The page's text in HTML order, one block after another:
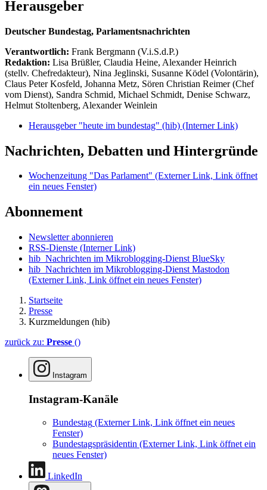
Herausgeber
Deutscher Bundestag, Parlamentsnachrichten
Verantwortlich: Frank Bergmann (V.i.S.d.P.)
Redaktion: Lisa Brüßler, Claudia Heine, Alexander Heinrich
(stellv. Chefredakteur), Nina Jeglinski, Susanne Ködel (Volontärin),
Claus Peter Kosfeld, Johanna Metz, Sören Christian Reimer (Chef
vom Dienst), Sandra Schmid, Michael Schmidt, Denise Schwarz,
Helmut Stoltenberg, Alexander Weinlein
Herausgeber "heute im bundestag" (hib) (Interner Link)
Nachrichten, Debatten und Hintergründe
Wochenzeitung "Das Parlament" (Externer Link, Link öffnet
ein neues Fenster)
Abonnement
Newsletter abonnieren
RSS-Dienste (Interner Link)
hib_Nachrichten im Mikroblogging-Dienst BlueSky
hib_Nachrichten im Mikroblogging-Dienst Mastodon
(Externer Link, Link öffnet ein neues Fenster)
Startseite
Presse
Kurzmeldungen (hib)
zurück zu: Presse ()
Instagram
Instagram-Kanäle
Bundestag (Externer Link, Link öffnet ein neues
Fenster)
Bundestagspräsidentin (Externer Link, Link öffnet ein
neues Fenster)
LinkedIn